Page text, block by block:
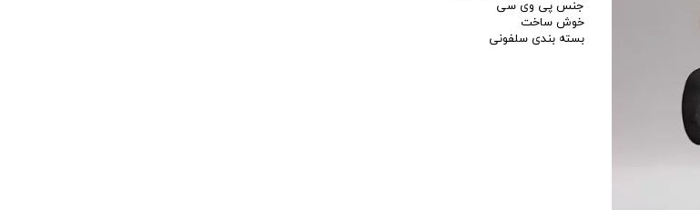
جنس پی وی سی
خوش ساخت
بسته بندی سلفونی